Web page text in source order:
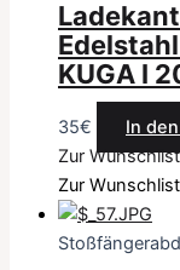
KUGA I
35€
In
Zur
Zur